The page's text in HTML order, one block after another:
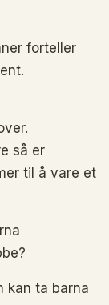
forteller
så er
til å vare et
kan ta barna